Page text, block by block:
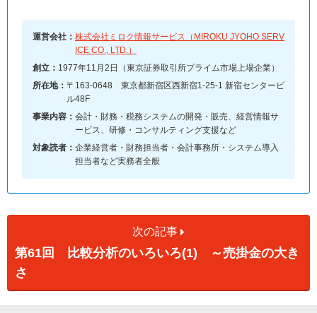
運営会社： 株式会社ミロク情報サービス（MIROKU JYOHO SERV
ICE CO., LTD.）
創立： 1977年11月2日（東京証券取引所プライム市場上場企業）
所在地： 〒163-0648 東京都新宿区西新宿1-25-1 新宿センタービ
ル48F
事業内容： 会計・財務・税務システムの開発・販売、経営情報サ
ービス、研修・コンサルティング支援など
対象読者： 企業経営者・財務担当者・会計事務所・システム導入
担当者など実務者全般
次の記事
第61回 比較分析のいろいろ(1) ～売掛金の大き
さ